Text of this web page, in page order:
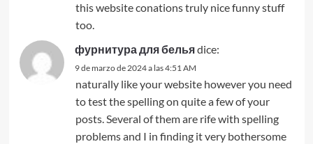
this website conations truly nice funny stuff
too.
фурнитура для бельяdice:
9 de marzo de 2024 a las 4:51 AM
naturally like your website however you need
to test the spelling on quite a few of your
posts. Several of them are rife with spelling
problems and I in finding it very bothersome